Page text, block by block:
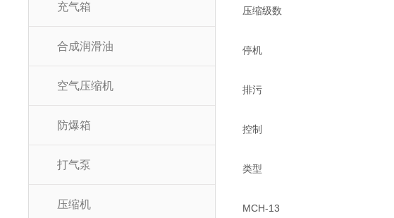
充气箱
合成润滑油
空气压缩机
防爆箱
打气泵
压缩机
压缩级数
停机
排污
控制
类型
MCH-13